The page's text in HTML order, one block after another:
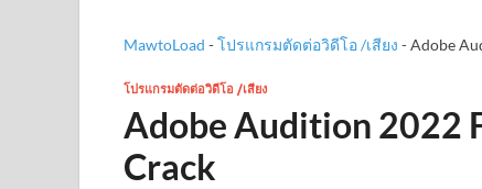
MawtoLoad -โปรแกรมตัดต่อวิดีโอ /เสียง -Adobe
โปรแกรมตัดต่อวิดีโอ /เสียง
Adobe Audition 2022
Crack